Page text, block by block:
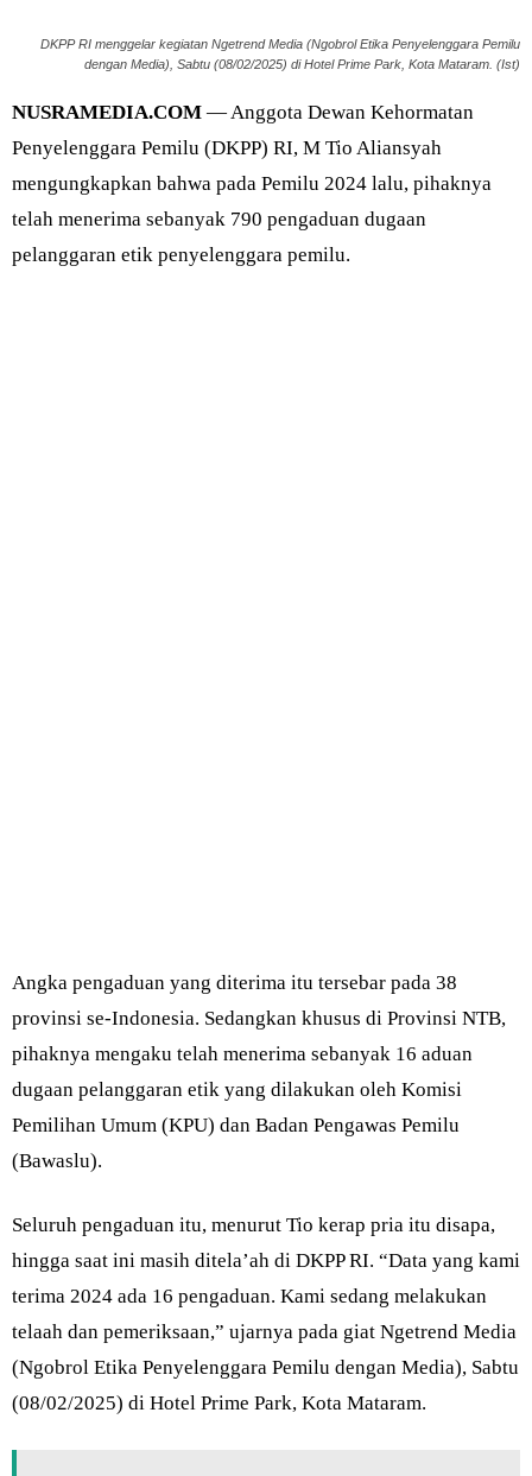
DKPP RI menggelar kegiatan Ngetrend Media (Ngobrol Etika Penyelenggara Pemilu
dengan Media), Sabtu (08/02/2025) di Hotel Prime Park, Kota Mataram. (Ist)
NUSRAMEDIA.COM — Anggota Dewan Kehormatan
Penyelenggara Pemilu (DKPP) RI, M Tio Aliansyah
mengungkapkan bahwa pada Pemilu 2024 lalu, pihaknya
telah menerima sebanyak 790 pengaduan dugaan
pelanggaran etik penyelenggara pemilu.
Angka pengaduan yang diterima itu tersebar pada 38
provinsi se-Indonesia. Sedangkan khusus di Provinsi NTB,
pihaknya mengaku telah menerima sebanyak 16 aduan
dugaan pelanggaran etik yang dilakukan oleh Komisi
Pemilihan Umum (KPU) dan Badan Pengawas Pemilu
(Bawaslu).
Seluruh pengaduan itu, menurut Tio kerap pria itu disapa,
hingga saat ini masih ditela’ah di DKPP RI. “Data yang kami
terima 2024 ada 16 pengaduan. Kami sedang melakukan
telaah dan pemeriksaan,” ujarnya pada giat Ngetrend Media
(Ngobrol Etika Penyelenggara Pemilu dengan Media), Sabtu
(08/02/2025) di Hotel Prime Park, Kota Mataram.